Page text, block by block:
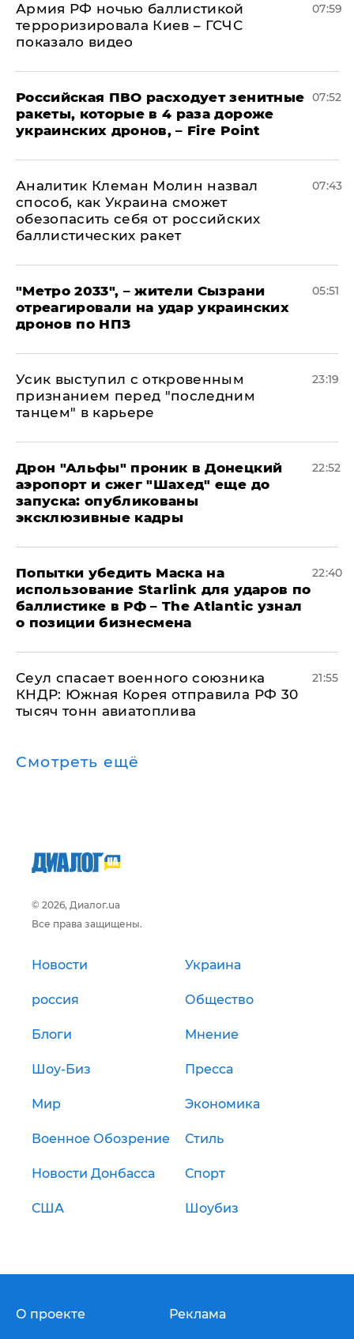
Армия РФ ночью баллистикой
терроризировала Киев – ГСЧС
показало видео
07:59
Российская ПВО расходует зенитные
ракеты, которые в 4 раза дороже
украинских дронов, – Fire Point
07:52
Аналитик Клеман Молин назвал
способ, как Украина сможет
обезопасить себя от российских
баллистических ракет
07:43
"Метро 2033", – жители Сызрани
отреагировали на удар украинских
дронов по НПЗ
05:51
Усик выступил с откровенным
признанием перед "последним
танцем" в карьере
23:19
Дрон "Альфы" проник в Донецкий
аэропорт и сжег "Шахед" еще до
запуска: опубликованы
эксклюзивные кадры
22:52
Попытки убедить Маска на
использование Starlink для ударов по
баллистике в РФ – The Atlantic узнал
о позиции бизнесмена
22:40
​Сеул спасает военного союзника
КНДР: Южная Корея отправила РФ 30
тысяч тонн авиатоплива
21:55
Смотреть ещё
© 2026, Диалог.ua
Все права защищены.
Новости Украина
россия Общество
Блоги Мнение
Шоу-Биз Пресса
Мир Экономика
Военное Обозрение Стиль
Новости Донбасса Спорт
США Шоубиз
О проекте Реклама